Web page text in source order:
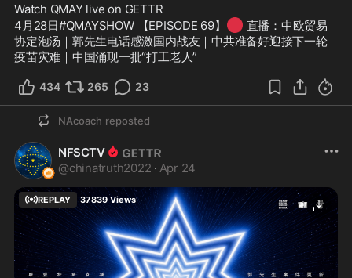
Watch QMAY live on GETTR
4月28日#QMAYSHOW 【EPISODE 69】 🔴 直播：中欧贸易
协定泡汤｜郭先生电话感激国内战友｜中共准备好迎接下一轮
疫苗灾难｜中国涌现一批“打工老人”｜
434 265 23
NAcoach reposted
NFSCTV
@chinatruth2022 · Apr 24
REPLAY 37839 Views